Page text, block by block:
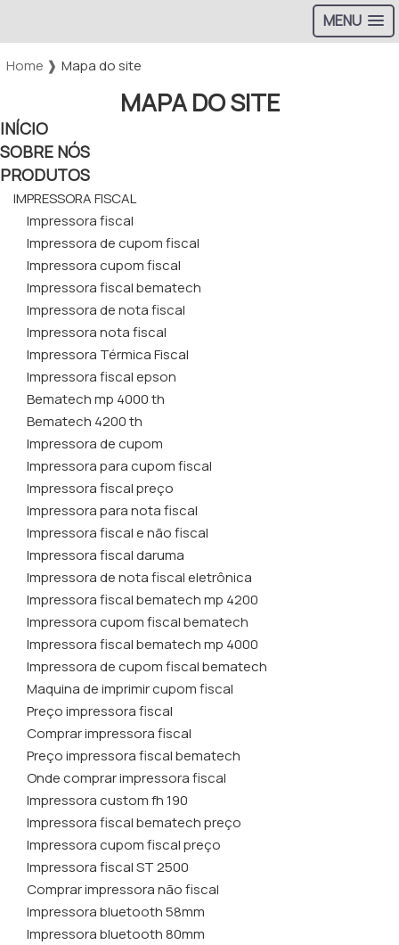
MENU
Home ❱ Mapa do site
MAPA DO SITE
INÍCIO
SOBRE NÓS
PRODUTOS
IMPRESSORA FISCAL
Impressora fiscal
Impressora de cupom fiscal
Impressora cupom fiscal
Impressora fiscal bematech
Impressora de nota fiscal
Impressora nota fiscal
Impressora Térmica Fiscal
Impressora fiscal epson
Bematech mp 4000 th
Bematech 4200 th
Impressora de cupom
Impressora para cupom fiscal
Impressora fiscal preço
Impressora para nota fiscal
Impressora fiscal e não fiscal
Impressora fiscal daruma
Impressora de nota fiscal eletrônica
Impressora fiscal bematech mp 4200
Impressora cupom fiscal bematech
Impressora fiscal bematech mp 4000
Impressora de cupom fiscal bematech
Maquina de imprimir cupom fiscal
Preço impressora fiscal
Comprar impressora fiscal
Preço impressora fiscal bematech
Onde comprar impressora fiscal
Impressora custom fh 190
Impressora fiscal bematech preço
Impressora cupom fiscal preço
Impressora fiscal ST 2500
Comprar impressora não fiscal
Impressora bluetooth 58mm
Impressora bluetooth 80mm